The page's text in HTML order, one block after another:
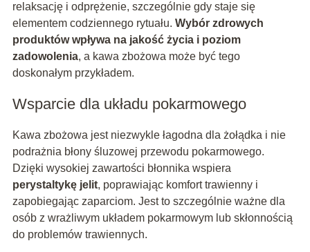
relaksację i odprężenie, szczególnie gdy staje się
elementem codziennego rytuału. Wybór zdrowych
produktów wpływa na jakość życia i poziom
zadowolenia, a kawa zbożowa może być tego
doskonałym przykładem.
Wsparcie dla układu pokarmowego
Kawa zbożowa jest niezwykle łagodna dla żołądka i nie
podrażnia błony śluzowej przewodu pokarmowego.
Dzięki wysokiej zawartości błonnika wspiera
perystaltykę jelit, poprawiając komfort trawienny i
zapobiegając zaparciom. Jest to szczególnie ważne dla
osób z wrażliwym układem pokarmowym lub skłonnością
do problemów trawiennych.